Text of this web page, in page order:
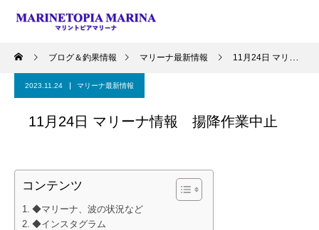
ブログ＆釣果情報 マリーナ最新情報 11月24日 マリーナ情報 揚降作業中止
2023.11.24 マリーナ最新情報
11月24日 マリーナ情報 揚降作業中止
コンテンツ
◆マリーナ、波の状況など
◆インスタグラム